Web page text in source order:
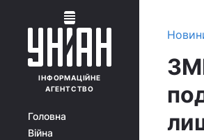
ІНФОРМАЦІЙНЕ
АГЕНТСТВО
Головна
Війна